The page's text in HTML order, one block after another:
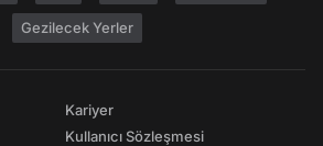
Gezilecek Yerler
Kariyer
Kullanıcı Sözleşmesi